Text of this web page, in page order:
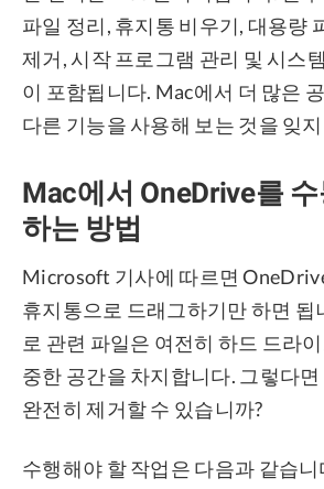
파일 정리, 휴지통 비우기, 대용량
제거, 시작 프로그램 관리 및 시스
이 포함됩니다. Mac에서 더 많은
다른 기능을 사용해 보는 것을 잊
Mac에서 OneDrive를
하는 방법
Microsoft 기사에 따르면
휴지통으로 드래그하기만 하면 됩
로 관련 파일은 여전히 ​​하드 드라
중한 공간을 차지합니다. 그렇다
완전히 제거할 수 있습니까?
수행해야 할 작업은 다음과 같습니